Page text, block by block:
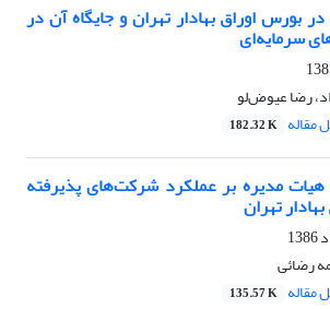
اوراق بهادار تهران و جایگاه آن در
سرمایه‌ای
رضا عیوض‌لو
مقاله 182.32 K
هیات مدیره بر عملکرد شرکت‌های پذیرفته
تهران
رضائی
مقاله 135.57 K